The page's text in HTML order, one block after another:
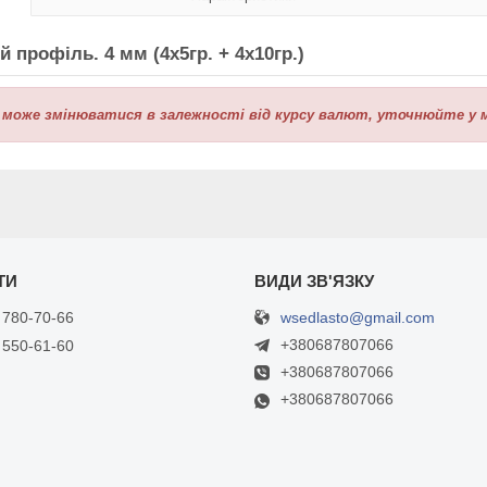
профіль. 4 мм (4х5гр. + 4х10гр.)
може змінюватися в залежності від курсу валют, уточнюйте у
70-66
61-60
wsedlasto@gmail.com
+380687807066
+380687807066
+380687807066